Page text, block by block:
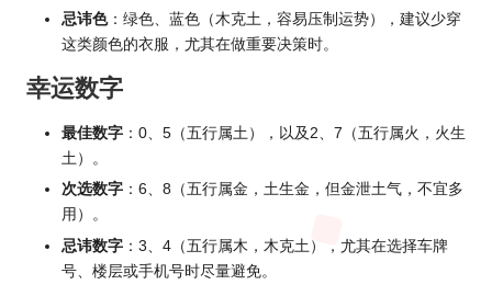
忌讳色：绿色、蓝色（木克土，容易压制运势），建议少穿
这类颜色的衣服，尤其在做重要决策时。
幸运数字
最佳数字 ：0、5（五行属土），以及2、7（五行属火，火生
土）。
次选数字 ：6、8（五行属金，土生金，但金泄土气，不宜多
用）。
忌讳数字 ：3、4（五行属木，木克土），尤其在选择车牌
号、楼层或手机号时尽量避免。